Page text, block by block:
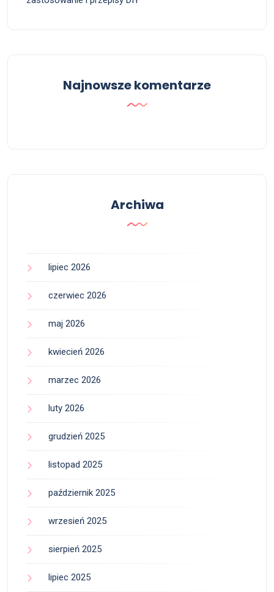
Najnowsze komentarze
Archiwa
lipiec 2026
czerwiec 2026
maj 2026
kwiecień 2026
marzec 2026
luty 2026
grudzień 2025
listopad 2025
październik 2025
wrzesień 2025
sierpień 2025
lipiec 2025